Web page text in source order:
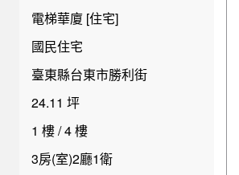
電梯華廈 [住宅]
國民住宅
臺東縣台東市勝利街
24.11 坪
1 樓 / 4 樓
3房(室)2廳1衛